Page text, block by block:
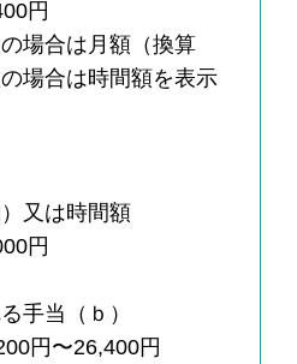
円
場合は月額（換算
場合は時間額を表示
又は時間額
円
手当（ｂ）
円〜26,400円